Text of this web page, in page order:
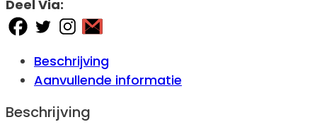
Guitar
3/4,
blue
aantal
Deel Via:
Beschrijving
Aanvullende informatie
Beschrijving